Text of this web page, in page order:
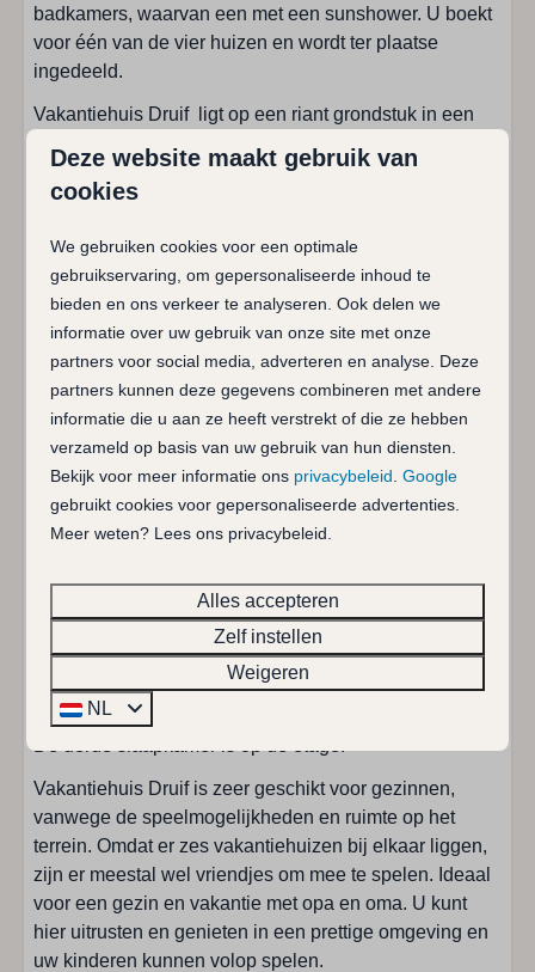
Broodrooster
Combimagnetron
Koelkast
Open keuken
Senseo koffiezetapparaat
Vaatwasser
Sanitair
Badkamer op begane grond
Badkamers: 2
Dubbele wastafel: 1
Inloopdouche: 2
Toilet in badkamer
Totaal aantal douches: 2
Totaal aantal toiletten: 2
Slaapkamer
Eenpersoons dekbedden: 6
Baby campingbedje : 1
Eenpersoonsbedden: 2
Slaapkamers: 3
Televisie op slaapkamer
Tweepersoonsbedden: 2
badkamers, waarvan een met een sunshower. U boekt
voor één van de vier huizen en wordt ter plaatse
ingedeeld.
Vakantiehuis Druif ligt op een riant grondstuk in een
natuurgebied De Pekelinge aan de rand van het
gezellig dorp Oostkapelle. Binnen vijf minuten bent u
met winkeltjes, restaurants en een supermarkt. De
mondaine badplaats Domburg met golfbaan is binnen
tien minuten te bereiken. In ongeveer een kwartier bent
u met de auto in provinciehoofdstad Middelburg.
Rondom vakantiehuis Druif is er veel ruimte, aan de
voorzijde is een beschut terras met schutting voor
enige privacy. Op het grote grondstuk is o.a. een
zandbak, trampoline, speelhuisje en speeltoestellen
voor uw kinderen. Er zijn voldoende parkeerplaatsen.
De indeling van het vakantiehuis is als volgt:
woonkamer met comfortabele zithoek, eethoek en open
keuken. De keuken is van alle moderne gemakken
voorzien. Op de begane grond zijn twee slaapkamers,
waarvan één met een badkamer en suite, daarnaast
nog een aparte slaapkamer en een aparte badkamer.
Vakantiehuis Druif is zeer geschikt voor gezinnen,
vanwege de speelmogelijkheden en ruimte op het
terrein. Omdat er zes vakantiehuizen bij elkaar liggen,
zijn er meestal wel vriendjes om mee te spelen. Ideaal
voor een gezin en vakantie met opa en oma. U kunt
hier uitrusten en genieten in een prettige omgeving en
uw kinderen kunnen volop spelen.
Deze website maakt gebruik van
cookies
We gebruiken cookies voor een optimale
gebruikservaring, om gepersonaliseerde inhoud te
bieden en ons verkeer te analyseren. Ook delen we
informatie over uw gebruik van onze site met onze
partners voor social media, adverteren en analyse. Deze
partners kunnen deze gegevens combineren met andere
informatie die u aan ze heeft verstrekt of die ze hebben
verzameld op basis van uw gebruik van hun diensten.
Bekijk voor meer informatie ons privacybeleid .Google
gebruikt cookies voor gepersonaliseerde advertenties.
Meer weten? Lees ons privacybeleid.
Alles accepteren
Zelf instellen
Weigeren
NL